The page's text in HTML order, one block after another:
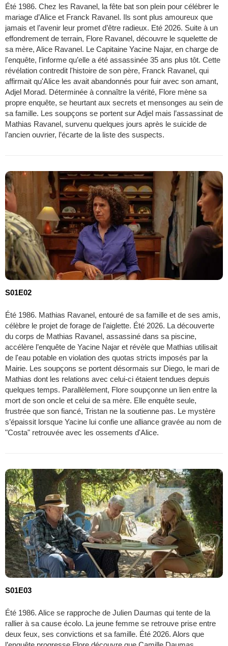
Été 1986. Chez les Ravanel, la fête bat son plein pour célébrer le
mariage d’Alice et Franck Ravanel. Ils sont plus amoureux que
jamais et l’avenir leur promet d’être radieux. Eté 2026. Suite à un
effondrement de terrain, Flore Ravanel, découvre le squelette de
sa mère, Alice Ravanel. Le Capitaine Yacine Najar, en charge de
l'enquête, l'informe qu’elle a été assassinée 35 ans plus tôt. Cette
révélation contredit l'histoire de son père, Franck Ravanel, qui
affirmait qu'Alice les avait abandonnés pour fuir avec son amant,
Adjel Morad. Déterminée à connaître la vérité, Flore mène sa
propre enquête, se heurtant aux secrets et mensonges au sein de
sa famille. Les soupçons se portent sur Adjel mais l’assassinat de
Mathias Ravanel, survenu quelques jours après le suicide de
l’ancien ouvrier, l’écarte de la liste des suspects.
S01E02
Été 1986. Mathias Ravanel, entouré de sa famille et de ses amis,
célèbre le projet de forage de l’aiglette. Été 2026. La découverte
du corps de Mathias Ravanel, assassiné dans sa piscine,
accélère l’enquête de Yacine Najar et révèle que Mathias utilisait
de l'eau potable en violation des quotas stricts imposés par la
Mairie. Les soupçons se portent désormais sur Diego, le mari de
Mathias dont les relations avec celui-ci étaient tendues depuis
quelques temps. Parallèlement, Flore soupçonne un lien entre la
mort de son oncle et celui de sa mère. Elle enquête seule,
frustrée que son fiancé, Tristan ne la soutienne pas. Le mystère
s’épaissit lorsque Yacine lui confie une alliance gravée au nom de
"Costa" retrouvée avec les ossements d'Alice.
S01E03
Été 1986. Alice se rapproche de Julien Daumas qui tente de la
rallier à sa cause écolo. La jeune femme se retrouve prise entre
deux feux, ses convictions et sa famille. Été 2026. Alors que